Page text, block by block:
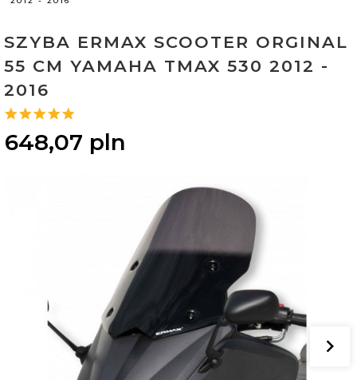
SZYBA ERMAX SCOOTER ORGINAL
55 CM YAMAHA TMAX 530 2012 -
2016
648,07 pln